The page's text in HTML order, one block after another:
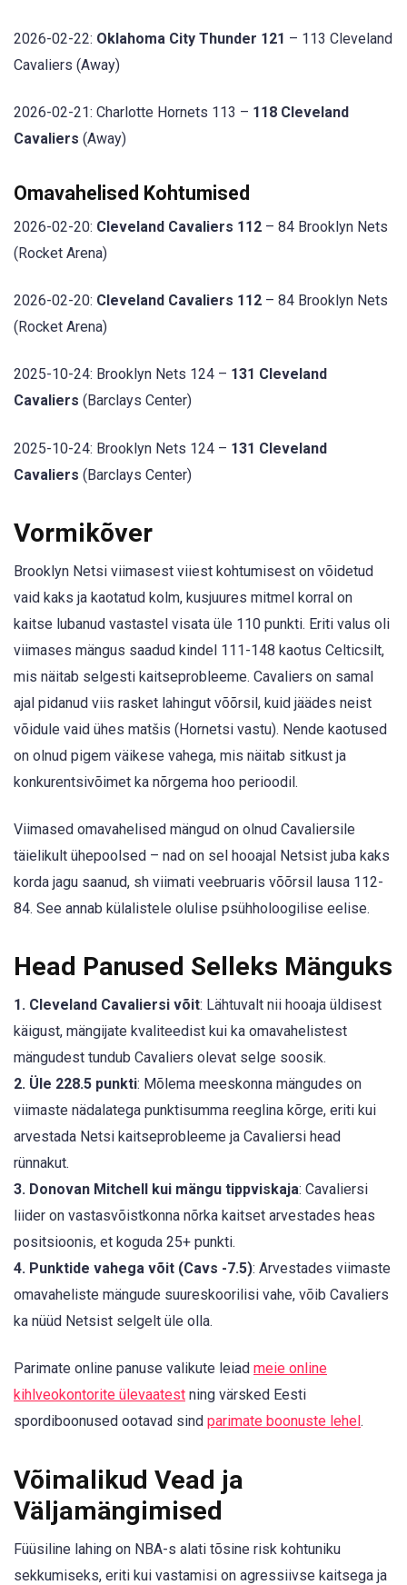
2026-02-22: Oklahoma City Thunder 121 – 113 Cleveland
Cavaliers (Away)
2026-02-21: Charlotte Hornets 113 – 118 Cleveland
Cavaliers (Away)
Omavahelised Kohtumised
2026-02-20: Cleveland Cavaliers 112 – 84 Brooklyn Nets
(Rocket Arena)
2026-02-20: Cleveland Cavaliers 112 – 84 Brooklyn Nets
(Rocket Arena)
2025-10-24: Brooklyn Nets 124 – 131 Cleveland
Cavaliers (Barclays Center)
2025-10-24: Brooklyn Nets 124 – 131 Cleveland
Cavaliers (Barclays Center)
Vormikõver
Brooklyn Netsi viimasest viiest kohtumisest on võidetud
vaid kaks ja kaotatud kolm, kusjuures mitmel korral on
kaitse lubanud vastastel visata üle 110 punkti. Eriti valus oli
viimases mängus saadud kindel 111-148 kaotus Celticsilt,
mis näitab selgesti kaitseprobleeme. Cavaliers on samal
ajal pidanud viis rasket lahingut võõrsil, kuid jäädes neist
võidule vaid ühes matšis (Hornetsi vastu). Nende kaotused
on olnud pigem väikese vahega, mis näitab sitkust ja
konkurentsivõimet ka nõrgema hoo perioodil.
Viimased omavahelised mängud on olnud Cavaliersile
täielikult ühepoolsed – nad on sel hooajal Netsist juba kaks
korda jagu saanud, sh viimati veebruaris võõrsil lausa 112-
84. See annab külalistele olulise psühholoogilise eelise.
Head Panused Selleks Mänguks
1. Cleveland Cavaliersi võit: Lähtuvalt nii hooaja üldisest
käigust, mängijate kvaliteedist kui ka omavahelistest
mängudest tundub Cavaliers olevat selge soosik.
2. Üle 228.5 punkti: Mõlema meeskonna mängudes on
viimaste nädalatega punktisumma reeglina kõrge, eriti kui
arvestada Netsi kaitseprobleeme ja Cavaliersi head
rünnakut.
3. Donovan Mitchell kui mängu tippviskaja: Cavaliersi
liider on vastasvõistkonna nõrka kaitset arvestades heas
positsioonis, et koguda 25+ punkti.
4. Punktide vahega võit (Cavs -7.5): Arvestades viimaste
omavaheliste mängude suureskoorilisi vahe, võib Cavaliers
ka nüüd Netsist selgelt üle olla.
Parimate online panuse valikute leiad meie online
kihlveokontorite ülevaatest ning värsked Eesti
spordiboonused ootavad sind parimate boonuste lehel .
Võimalikud Vead ja
Väljamängimised
Füüsiline lahing on NBA-s alati tõsine risk kohtuniku
sekkumiseks, eriti kui vastamisi on agressiivse kaitsega ja